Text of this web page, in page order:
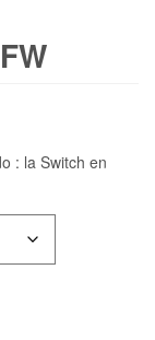
: la Switch en